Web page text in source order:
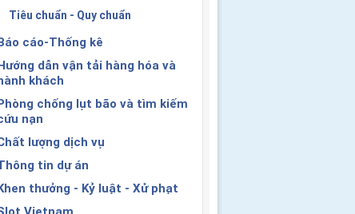
Tiêu chuẩn - Quy chuẩn
cáo-Thống kê
dẫn vận tải hàng hóa và
khách
chống lụt bão và tìm kiếm
nạn
lượng dịch vụ
tin dự án
thưởng - Kỷ luật - Xử phạt